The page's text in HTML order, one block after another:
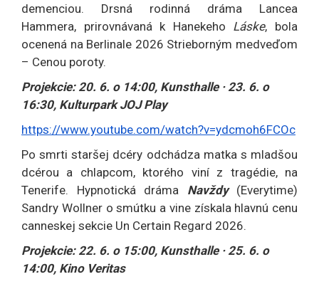
demenciou. Drsná rodinná dráma Lancea
Hammera, prirovnávaná k Hanekeho Láske, bola
ocenená na Berlinale 2026 Strieborným medveďom
– Cenou poroty.
Projekcie: 20. 6. o 14:00, Kunsthalle · 23. 6. o
16:30, Kulturpark JOJ Play
https://www.youtube.com/watch?v=ydcmoh6FCOc
Po smrti staršej dcéry odchádza matka s mladšou
dcérou a chlapcom, ktorého viní z tragédie, na
Tenerife. Hypnotická dráma Navždy(Everytime)
Sandry Wollner o smútku a vine získala hlavnú cenu
canneskej sekcie Un Certain Regard 2026.
Projekcie: 22. 6. o 15:00, Kunsthalle · 25. 6. o
14:00, Kino Veritas